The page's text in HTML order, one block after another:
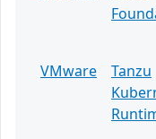
VMware
Tanzu